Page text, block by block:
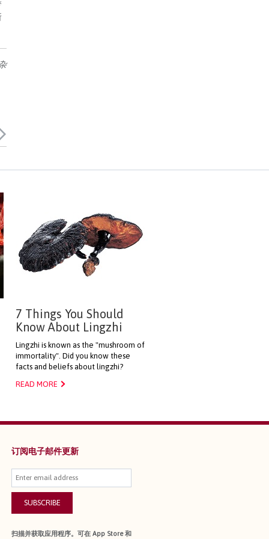
7 Things You Should
Know About Lingzhi
Lingzhi is known as the "mushroom of
immortality". Did you know these
facts and beliefs about lingzhi?
READ MORE
订阅电子邮件更新
SUBSCRIBE
扫描并获取应用程序。可在 App Store 和